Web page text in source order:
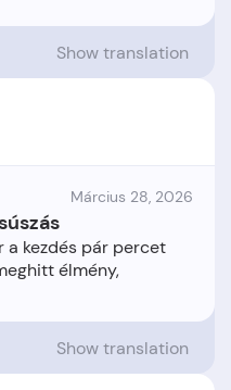
Show translation
Március 28, 2026
a kezdés pár percet
élmény,
Show translation